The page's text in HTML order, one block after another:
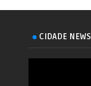
CIDADE NEWS